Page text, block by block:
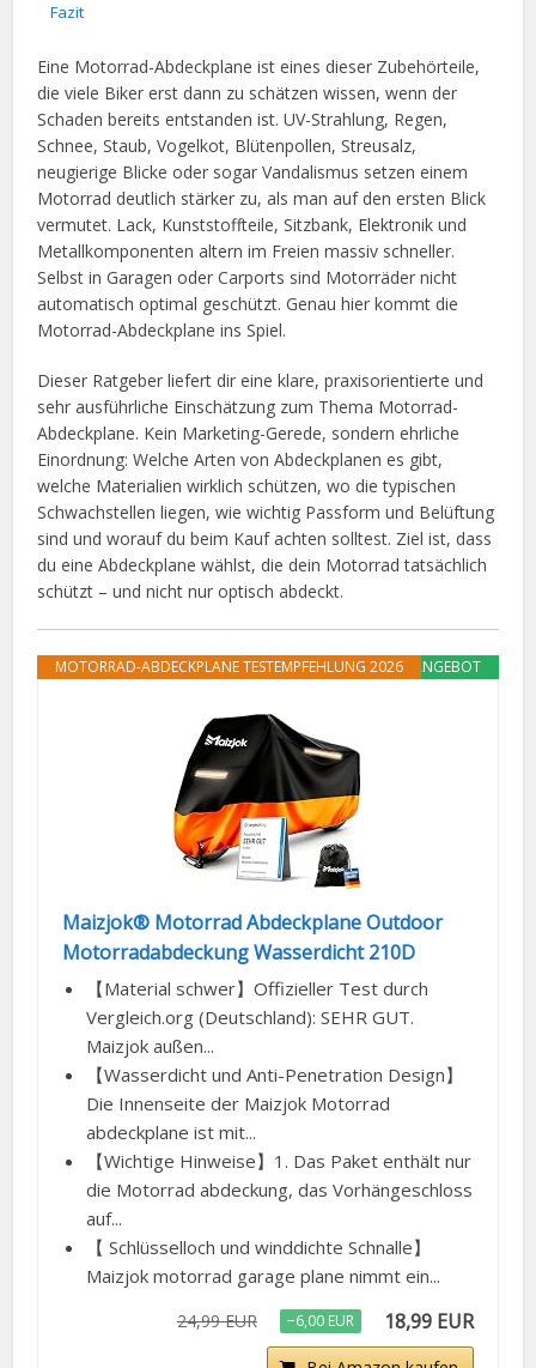
Fazit
Eine Motorrad-Abdeckplane ist eines dieser Zubehörteile,
die viele Biker erst dann zu schätzen wissen, wenn der
Schaden bereits entstanden ist. UV-Strahlung, Regen,
Schnee, Staub, Vogelkot, Blütenpollen, Streusalz,
neugierige Blicke oder sogar Vandalismus setzen einem
Motorrad deutlich stärker zu, als man auf den ersten Blick
vermutet. Lack, Kunststoffteile, Sitzbank, Elektronik und
Metallkomponenten altern im Freien massiv schneller.
Selbst in Garagen oder Carports sind Motorräder nicht
automatisch optimal geschützt. Genau hier kommt die
Motorrad-Abdeckplane ins Spiel.
Dieser Ratgeber liefert dir eine klare, praxisorientierte und
sehr ausführliche Einschätzung zum Thema Motorrad-
Abdeckplane. Kein Marketing-Gerede, sondern ehrliche
Einordnung: Welche Arten von Abdeckplanen es gibt,
welche Materialien wirklich schützen, wo die typischen
Schwachstellen liegen, wie wichtig Passform und Belüftung
sind und worauf du beim Kauf achten solltest. Ziel ist, dass
du eine Abdeckplane wählst, die dein Motorrad tatsächlich
schützt – und nicht nur optisch abdeckt.
ANGEBOT
MOTORRAD-ABDECKPLANE TESTEMPFEHLUNG 2026
Maizjok® Motorrad Abdeckplane Outdoor
Motorradabdeckung Wasserdicht 210D
【Material schwer】Offizieller Test durch
Vergleich.org (Deutschland): SEHR GUT.
Maizjok außen...
【Wasserdicht und Anti-Penetration Design】
Die Innenseite der Maizjok Motorrad
abdeckplane ist mit...
【Wichtige Hinweise】1. Das Paket enthält nur
die Motorrad abdeckung, das Vorhängeschloss
auf...
【 Schlüsselloch und winddichte Schnalle】
Maizjok motorrad garage plane nimmt ein...
24,99 EUR −6,00 EUR 18,99 EUR